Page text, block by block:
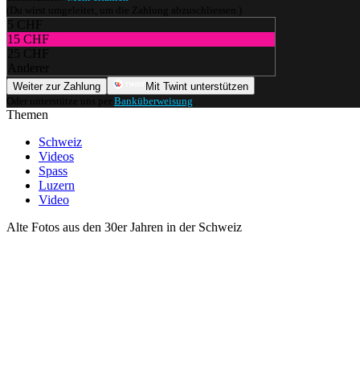
(Du wirst umgeleitet, um die Zahlung abzuschliessen.)
5 CHF
15 CHF
25 CHF
Anderer
Weiter zur Zahlung
Mit Twint unterstützen
Oder unterstütze uns per Banküberweisung
Themen
Schweiz
Videos
Spass
Luzern
Video
Alte Fotos aus den 30er Jahren in der Schweiz